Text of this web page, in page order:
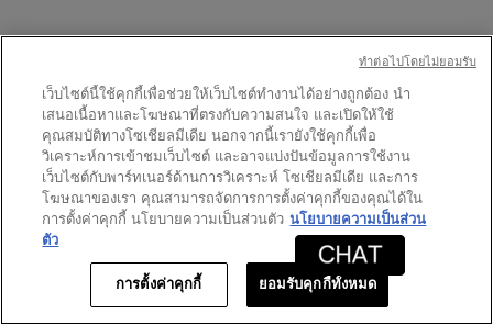
เว็บไซต์นี้ใช้คุกกี้เพื่อช่วยให้เว็บไซต์ทำงานได้อย่างถูกต้อง นำ
เสนอเนื้อหาและโฆษณาที่ตรงกับความสนใจ และเปิดให้ใช้
คุณสมบัติทางโซเชียลมีเดีย นอกจากนี้เรายังใช้คุกกี้เพื่อ
วิเคราะห์การเข้าชมเว็บไซต์ และอาจแบ่งปันข้อมูลการใช้งาน
เว็บไซต์กับพาร์ทเนอร์ด้านการวิเคราะห์ โซเชียลมีเดีย และการ
โฆษณาของเรา คุณสามารถจัดการการตั้งค่าคุกกี้ของคุณได้ใน
การตั้งค่าคุกกี้ นโยบายความเป็นส่วนตัว นโยบายความเป็นส่วน
ตัว
การตั้งค่าคุกกี้ ยอมรับคุกกี้ทั้งหมด
ทําต่อไปโดยไม่ยอมรับ